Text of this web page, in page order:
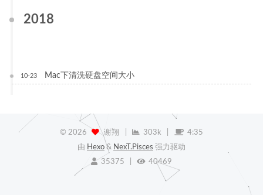
2018
10-23 Mac下清洗硬盘空间大小
© 2026 谢翔 303k 4:35
由 Hexo & NexT.Pisces 强力驱动
35375 40469